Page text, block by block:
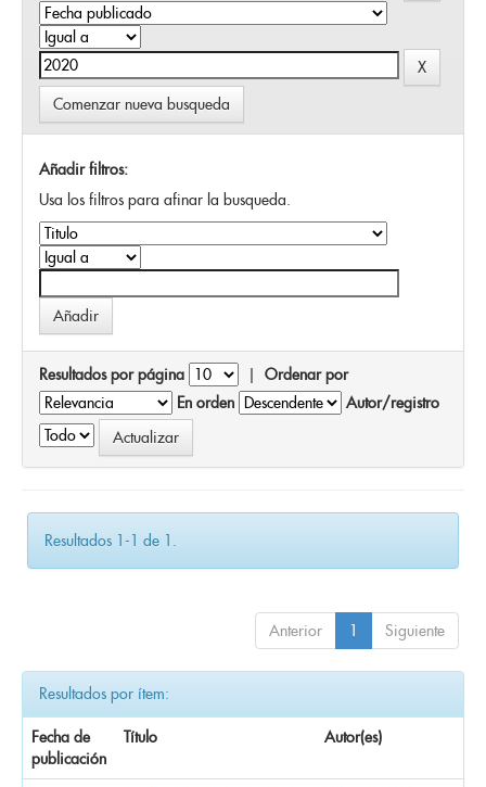
Comenzar nueva busqueda
Añadir filtros:
Usa los filtros para afinar la busqueda.
Resultados por página | Ordenar por
En orden
Autor/registro
Resultados 1-1 de 1.
Anterior 1 Siguiente
Resultados por ítem:
Fecha de
publicación
Título Autor(es)